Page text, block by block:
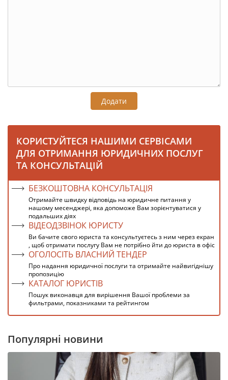
Додати
КОРИСТУЙТЕСЯ НАШИМИ СЕРВІСАМИ
ДЛЯ ОТРИМАННЯ ЮРИДИЧНИХ ПОСЛУГ
ТА КОНСУЛЬТАЦІЙ
БЕЗКОШТОВНА КОНСУЛЬТАЦІЯ
Отримайте швидку відповідь на юридичне питання у
нашому месенджері, яка допоможе Вам зорієнтуватися у
подальших діях
ВІДЕОДЗВІНОК ЮРИСТУ
Ви бачите свого юриста та консультуєтесь з ним через екран
, щоб отримати послугу Вам не потрібно йти до юриста в офіс
ОГОЛОСІТЬ ВЛАСНИЙ ТЕНДЕР
Про надання юридичної послуги та отримайте найвигіднішу
пропозицію
КАТАЛОГ ЮРИСТІВ
Пошук виконавця для вирішення Вашої проблеми за
фильтрами, показниками та рейтингом
Популярні новини